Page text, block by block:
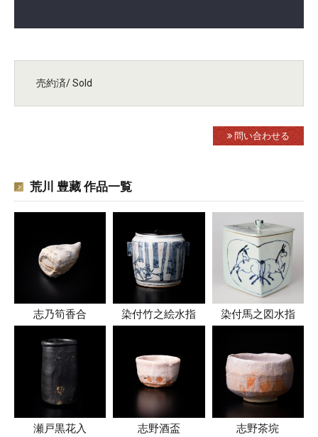
売約済/ Sold
問い合わせる
荒川 豊藏 作品一覧
志乃筍香合 染付竹之絵水指 染付馬之図水指
瀬戸黒花入 志野酒盃 志野茶垸